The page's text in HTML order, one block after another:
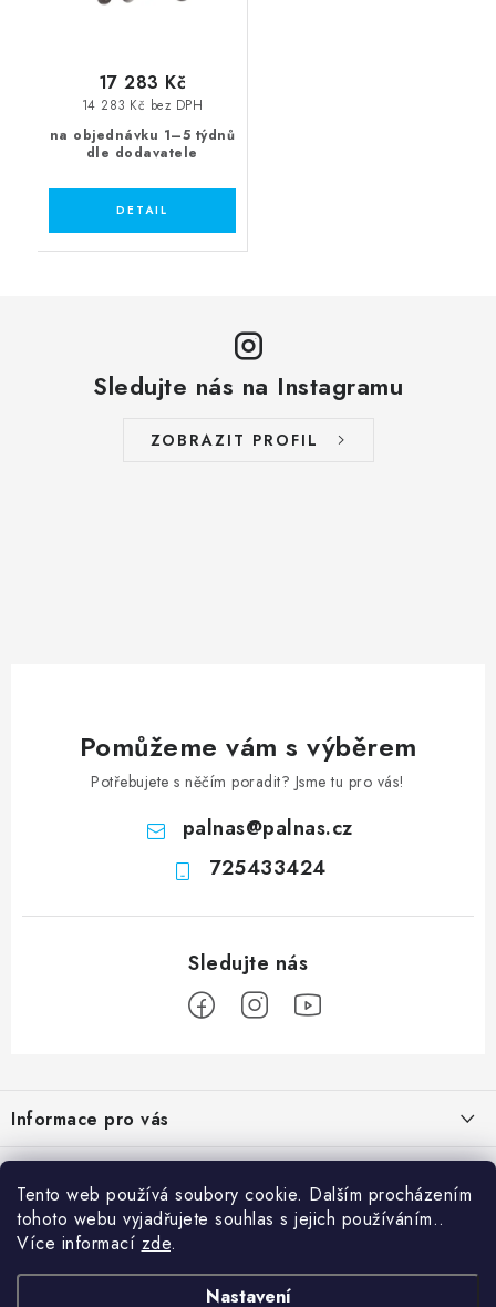
Tento web používá soubory cookie. Dalším procházením
tohoto webu vyjadřujete souhlas s jejich používáním..
Více informací zde.
Nastavení
na objednávku 1–5 týdnů
dle dodavatele
14 283 Kč bez DPH
17 283 Kč
Sledujte nás na Instagramu
ZOBRAZIT PROFIL
Pomůžeme vám s výběrem
Potřebujete s něčím poradit? Jsme tu pro vás!
palnas@palnas.cz
725433424
p
a
Informace pro vás
Obchodní podmínky
Podmínky ochrany osobních údajů
Odstoupení od kupní smlouvy
Přihlášení
E-mail
Vyhledávání